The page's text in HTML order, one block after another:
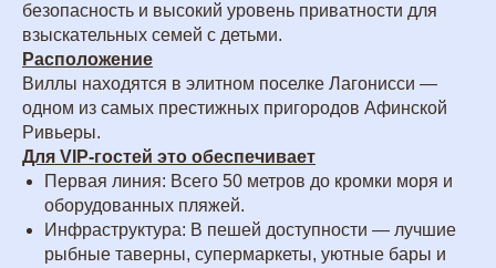
безопасность и высокий уровень приватности для
взыскательных семей с детьми.
Расположение
Виллы находятся в элитном поселке Лагонисси —
одном из самых престижных пригородов Афинской
Ривьеры.
Для VIP-гостей это обеспечивает
Первая линия: Всего 50 метров до кромки моря и
оборудованных пляжей.
Инфраструктура: В пешей доступности — лучшие
рыбные таверны, супермаркеты, уютные бары и